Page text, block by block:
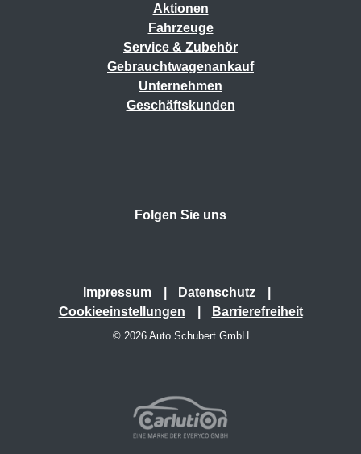
Aktionen
Fahrzeuge
Service & Zubehör
Gebrauchtwagenankauf
Unternehmen
Geschäftskunden
Folgen Sie uns
Impressum
Datenschutz
Cookieeinstellungen
Barrierefreiheit
© 2026 Auto Schubert GmbH